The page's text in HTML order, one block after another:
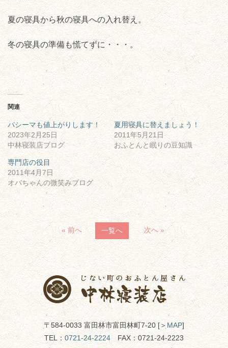
夏の寝具から秋の寝具への入れ替え。
冬の寝具の準備も慌てずに・・・。
関連
パシーマも値上がりします！
2023年2月25日
中林寝装店ブログ
夏用寝具に替えましょう！
2011年5月21日
おふとんと眠りの豆知識
専門店の役目
2011年4月7日
オバちゃんの微笑みブログ
« 前へ 一覧へ 次へ »
〒584-0033 富田林市富田林町7-20 [＞ MAP]
TEL：0721-24-2224FAX：0721-24-2223